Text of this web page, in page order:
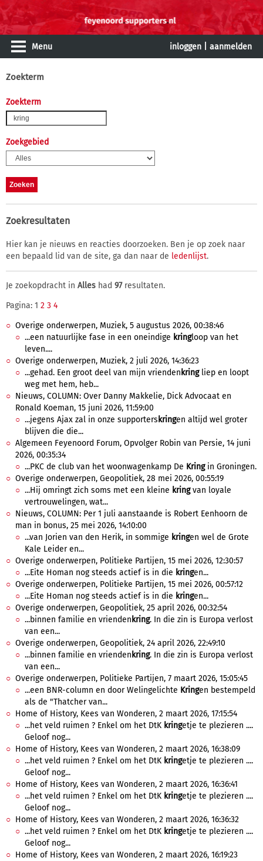
Menu inloggen aanmelden
Zoekterm
Zoekterm
Zoekgebied
Zoekresultaten
Hier kan je nieuws en reacties doorzoeken. Ben je op zoek naar
een bepaald lid van de site, ga dan naar de ledenlijst.
Je zoekopdracht in Alles had 97resultaten.
Pagina: 1 2 3 4
Overige onderwerpen, Muziek, 5 augustus 2026, 00:38:46
...een natuurlijke fase in een oneindige kringloop van het
leven....
Overige onderwerpen, Muziek, 2 juli 2026, 14:36:23
...gehad. Een groot deel van mijn vrienden kringliep en loopt
weg met hem, heb...
Nieuws, COLUMN: Over Danny Makkelie, Dick Advocaat en
Ronald Koeman, 15 juni 2026, 11:59:00
...jegens Ajax zal in onze supporters kringen altijd wel groter
blijven die die...
Algemeen Feyenoord Forum, Opvolger Robin van Persie, 14 juni
2026, 00:35:34
...PKC de club van het woonwagenkamp De Kringin Groningen.
Overige onderwerpen, Geopolitiek, 28 mei 2026, 00:55:19
...Hij omringt zich soms met een kleine kringvan loyale
vertrouwelingen, wat...
Nieuws, COLUMN: Per 1 juli aanstaande is Robert Eenhoorn de
man in bonus, 25 mei 2026, 14:10:00
...van Jorien van den Herik, in sommige kringen wel de Grote
Kale Leider en...
Overige onderwerpen, Politieke Partijen, 15 mei 2026, 12:30:57
...Eite Homan nog steeds actief is in die kringen...
Overige onderwerpen, Politieke Partijen, 15 mei 2026, 00:57:12
...Eite Homan nog steeds actief is in die kringen...
Overige onderwerpen, Geopolitiek, 25 april 2026, 00:32:54
...binnen familie en vrienden kring. In die zin is Europa verlost
van een...
Overige onderwerpen, Geopolitiek, 24 april 2026, 22:49:10
...binnen familie en vrienden kring. In die zin is Europa verlost
van een...
Overige onderwerpen, Politieke Partijen, 7 maart 2026, 15:05:45
...een BNR-column en door Welingelichte Kringen bestempeld
als de "Thatcher van...
Home of History, Kees van Wonderen, 2 maart 2026, 17:15:54
...het veld ruimen ? Enkel om het DtK kringetje te plezieren ....
Geloof nog...
Home of History, Kees van Wonderen, 2 maart 2026, 16:38:09
...het veld ruimen ? Enkel om het DtK kringetje te plezieren ....
Geloof nog...
Home of History, Kees van Wonderen, 2 maart 2026, 16:36:41
...het veld ruimen ? Enkel om het DtK kringetje te plezieren ....
Geloof nog...
Home of History, Kees van Wonderen, 2 maart 2026, 16:36:32
...het veld ruimen ? Enkel om het DtK kringetje te plezieren ....
Geloof nog...
Home of History, Kees van Wonderen, 2 maart 2026, 16:19:23